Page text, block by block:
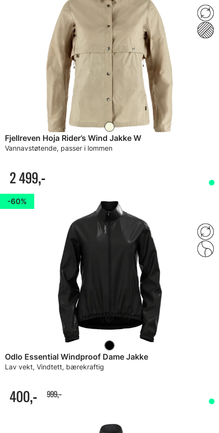
Fjellreven Hoja Rider’s Wind Jakke W
Vannavstøtende, passer i lommen
2 499,-
60%
Odlo Essential Windproof Dame Jakke
Lav vekt, Vindtett, bærekraftig
400,- 999,-